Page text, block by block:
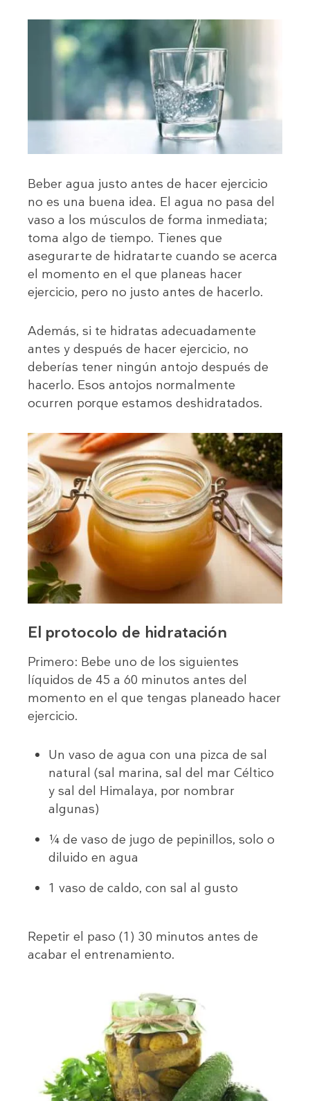
Beber agua justo antes de hacer ejercicio
no es una buena idea. El agua no pasa del
vaso a los músculos de forma inmediata;
toma algo de tiempo. Tienes que
asegurarte de hidratarte cuando se acerca
el momento en el que planeas hacer
ejercicio, pero no justo antes de hacerlo.
Además, si te hidratas adecuadamente
antes y después de hacer ejercicio, no
deberías tener ningún antojo después de
hacerlo. Esos antojos normalmente
ocurren porque estamos deshidratados.
El protocolo de hidratación
Primero: Bebe uno de los siguientes
líquidos de 45 a 60 minutos antes del
momento en el que tengas planeado hacer
ejercicio.
Un vaso de agua con una pizca de sal
natural (sal marina, sal del mar Céltico
y sal del Himalaya, por nombrar
algunas)
¼ de vaso de jugo de pepinillos, solo o
diluido en agua
1 vaso de caldo, con sal al gusto
Repetir el paso (1) 30 minutos antes de
acabar el entrenamiento.